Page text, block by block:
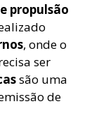
propulsão
, onde o
ser
são uma
de